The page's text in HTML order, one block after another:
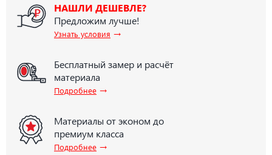
НАШЛИ ДЕШЕВЛЕ?
Предложим лучше!
Узнать условия →
Бесплатный замер и расчёт
материала
Подробнее →
Материалы от эконом до
премиум класса
Подробнее →